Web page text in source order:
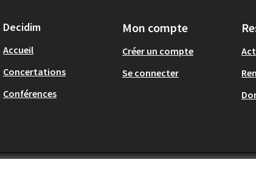
Decidim
Accueil
Concertations
Conférences
Mon compte
Créer un compte
Se connecter